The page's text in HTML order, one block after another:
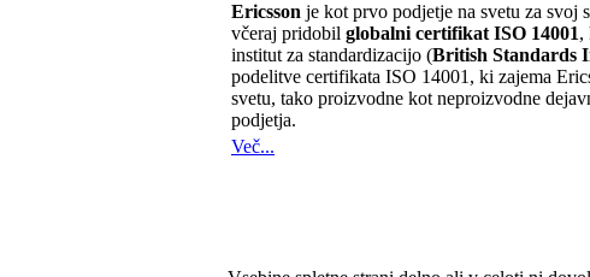
Ericsson je kot prvo podjetje na svetu za svoj
včeraj pridobil globalni certifikat ISO 14001,
institut za standardizacijo (British Standards
podelitve certifikata ISO 14001, ki zajema
svetu, tako proizvodne kot neproizvodne
podjetja.
Več...